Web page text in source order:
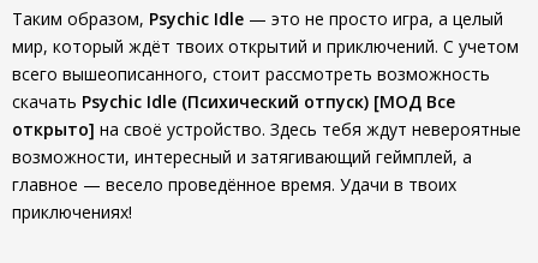
Таким образом, Psychic Idle — это не просто игра, а целый
мир, который ждёт твоих открытий и приключений. С учетом
всего вышеописанного, стоит рассмотреть возможность
скачать Psychic Idle (Психический отпуск) [МОД Все
открыто] на своё устройство. Здесь тебя ждут невероятные
возможности, интересный и затягивающий геймплей, а
главное — весело проведённое время. Удачи в твоих
приключениях!